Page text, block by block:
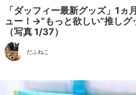
「ダッフィー最新グッズ」1ヵ
ュー！→“もっと欲しい”推しグ
（写真 1/37）
だふねこ